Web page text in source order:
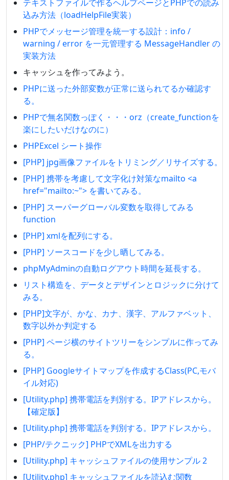
テキストファイルで作るヘルプページとPHPでの読み
込み方法（loadHelpFile実装）
PHPでメッセージ管理を統一する設計：info /
warning / error を一元管理する MessageHandler の
実装方法
キャッシュを作ってみよう。
PHPに送った外部変数が正常に送られてるか確認す
る。
PHPで無名関数っぽく・・・orz（create_functionを
楽にしたいだけなのに）
PHPExcel シート操作
[PHP] jpg画像ファイルをトリミング／リサイズする。
[PHP] 携帯を考慮して文字化け対策なmailto <a
href="mailto:~"> を書いてみる。
[PHP] スーパーグローバル変数を取得してみる
function
[PHP] xmlを配列にする。
[PHP] ソースコードを少し晒してみる。
phpMyAdminの自動ログアウト時間を延長する。
リスト構造を、データとデザインとロジックに分けて
みる。
[PHP]文字が、かな、カナ、漢字、アルファベット、
数字以外か判定する
[PHP] ページ横のサイトツリーをシンプルに作ってみ
る。
[PHP] Googleサイトマップを作成するClass(PC,モバ
イル対応)
[Utility.php] 携帯電話を判別する。IPアドレスから。
【確定版】
[Utility.php] 携帯電話を判別する。IPアドレスから。
[PHP/テクニック] PHPでXMLを出力する
[Utility.php] キャッシュファイルの使用サンプル 2
[Utility.php] キャッシュファイルを読込む関数